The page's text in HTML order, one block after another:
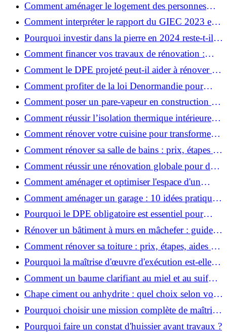
Comment aménager le logement des personnes
âgées et obtenir des aides financières ?
Comment interpréter le rapport du GIEC 2023 et
en retenir l'essentiel ?
Pourquoi investir dans la pierre en 2024 reste-t-il
un choix sûr ?
Comment financer vos travaux de rénovation :
aides, prêts et solutions pratiques ?
Comment le DPE projeté peut-il aider à rénover et
valoriser votre bien ?
Comment profiter de la loi Denormandie pour
investir dans l'ancien et défiscaliser ?
Comment poser un pare-vapeur en construction et
rénovation : rôle et erreurs à éviter?
Comment réussir l’isolation thermique intérieure
pour une maison économe en énergie ?
Comment rénover votre cuisine pour transformer
votre espace de vie ?
Comment rénover sa salle de bains : prix, étapes et
astuces ?
Comment réussir une rénovation globale pour des
économies et un confort durables?
Comment aménager et optimiser l'espace d'un
studio : 10 astuces pratiques ?
Comment aménager un garage : 10 idées pratiques
et efficaces ?
Pourquoi le DPE obligatoire est essentiel pour
vendre ou louer un bien ?
Rénover un bâtiment à murs en mâchefer : guide
pratique et solutions
Comment rénover sa toiture : prix, étapes, aides et
réglementation ?
Pourquoi la maîtrise d'œuvre d'exécution est-elle
indispensable pour vos chantiers ?
Comment un baume clarifiant au miel et au suif
peut-il purifier la peau ?
Chape ciment ou anhydrite : quel choix selon votre
projet ?
Pourquoi choisir une mission complète de maîtrise
d’œuvre pour réussir vos projets?
Pourquoi faire un constat d'huissier avant travaux ?